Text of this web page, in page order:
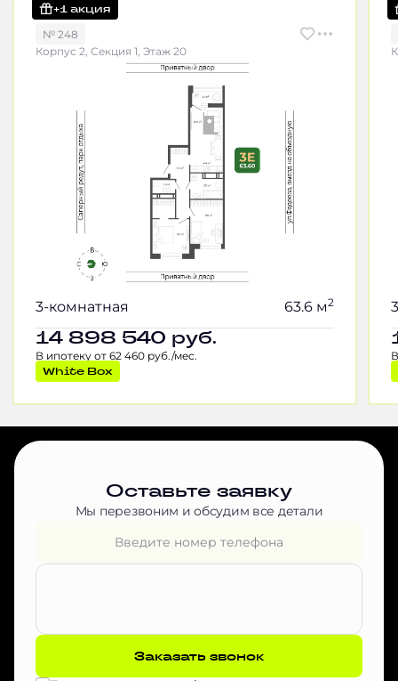
+1 акция
№ 248
Корпус 2, Секция 1, Этаж 20
3-комнатная 63.6 м2
14 898 540 руб.
В ипотеку от 62 460 руб./мес.
White Box
Оставьте заявку
Мы перезвоним и обсудим все детали
Заказать звонок